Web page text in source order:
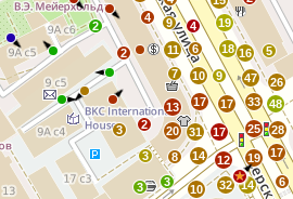
19
4
9
4
11
2
2
3
3
3
10
6
14
32
12 19 17
25 28
48
33
47
9
17
17
17
31
14
8
20
13
2
3
7 10
18
6 16 5
26